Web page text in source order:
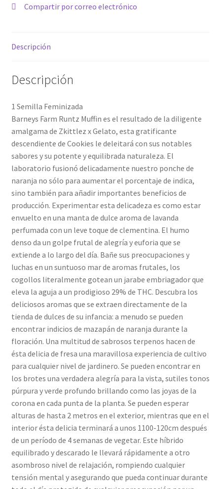
Compartir por correo electrónico
Descripción
Descripción
1 Semilla Feminizada
Barneys Farm Runtz Muffin es el resultado de la diligente
amalgama de Zkittlez x Gelato, esta gratificante
descendiente de Cookies le deleitará con sus notables
sabores y su potente y equilibrada naturaleza. El
laboratorio fusionó delicadamente nuestro ponche de
naranja no sólo para aumentar el porcentaje de indica,
sino también para añadir importantes beneficios de
producción. Experimentar esta delicadeza es como estar
envuelto en una manta de dulce aroma de lavanda
perfumada con un leve toque de clementina. El humo
denso da un golpe frutal de alegría y euforia que se
extiende a lo largo del día. Bañe sus preocupaciones y
luchas en un suntuoso mar de aromas frutales, los
cogollos literalmente gotean un jarabe embriagador que
eleva la aguja a un prodigioso 29% de THC. Descubra los
deliciosos aromas que se extraen directamente de la
tienda de dulces de su infancia: a menudo se pueden
encontrar indicios de mazapán de naranja durante la
floración. Una multitud de sabrosos terpenos hacen de
ésta delicia de fresa una maravillosa experiencia de cultivo
para cualquier nivel de jardinero. Se pueden encontrar en
los brotes una verdadera alegría para la vista, sutiles tonos
púrpura y verde profundo brillando como las joyas de la
corona en cada punta de la planta. Se pueden esperar
alturas de hasta 2 metros en el exterior, mientras que en el
interior ésta delicia terminará a unos 1100-120cm después
de un período de 4 semanas de vegetar. Este híbrido
equilibrado y descarado le llevará rápidamente a otro
asombroso nivel de relajación, rompiendo cualquier
tensión mental y asegurando que pueda continuar durante